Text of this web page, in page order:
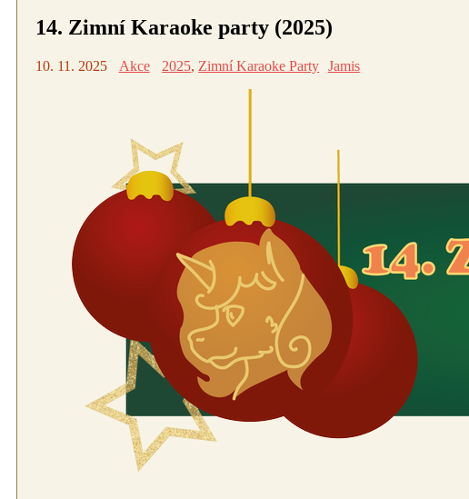
14. Zimní Karaoke party (2025)
10. 11. 2025 Akce 2025, Zimní Karaoke Party Jamis